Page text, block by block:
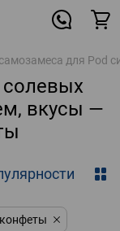
для Pod
вкусы —